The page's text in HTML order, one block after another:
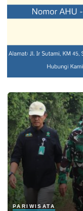
PARIWISATA